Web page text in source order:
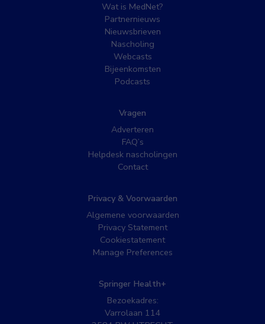
Wat is MedNet?
Partnernieuws
Nieuwsbrieven
Nascholing
Webcasts
Bijeenkomsten
Podcasts
Vragen
Adverteren
FAQ’s
Helpdesk nascholingen
Contact
Privacy & Voorwaarden
Algemene voorwaarden
Privacy Statement
Cookiestatement
Manage Preferences
Springer Health+
Bezoekadres:
Varrolaan 114